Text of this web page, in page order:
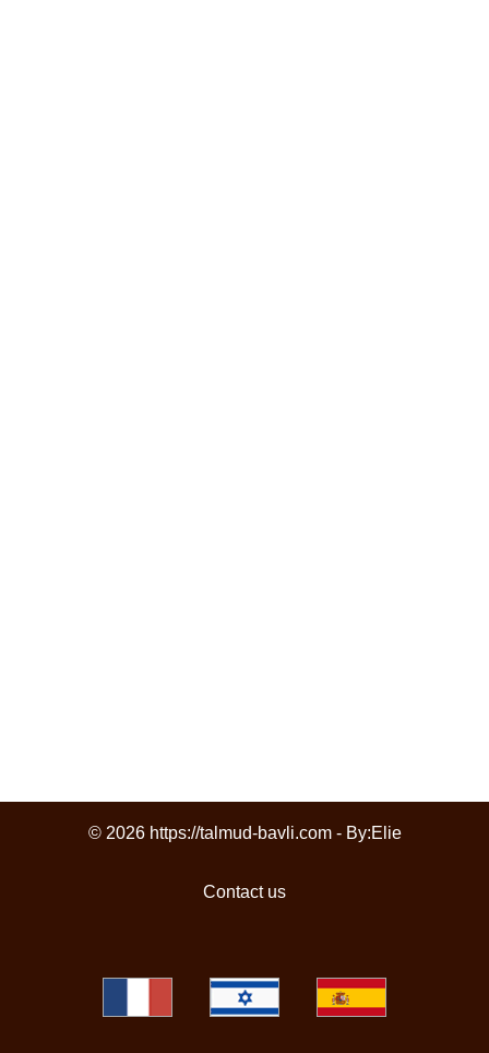
© 2026 https://talmud-bavli.com - By:Elie
Contact us